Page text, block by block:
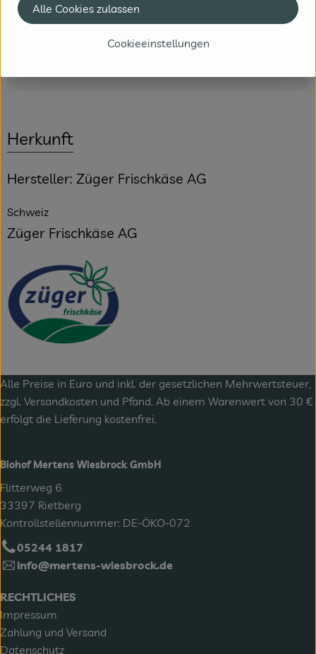
Zutaten
Herkunft
Hersteller: Züger Frischkäse AG
Schweiz
Züger Frischkäse AG
Alle Preise in Euro und inkl. der gesetzlichen Mehrwertsteuer,
zzgl. Versandkosten und Pfand. Ab einem Warenwert von 30 €
erfolgt die Lieferung kostenfrei.
Biohof Mertens Wiesbrock GmbH
Flitterweg 6
33397 Rietberg
Kontrollstellennummer: DE-ÖKO-072
05244 1817
info@mertens-wiesbrock.de
RECHTLICHES
Impressum
Zahlung und Versand
Datenschutz
Cookieeinstellungen
Alle Cookies zulassen